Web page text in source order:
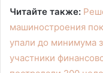
Читайте также:
машиностроения
упали до минимума
участники